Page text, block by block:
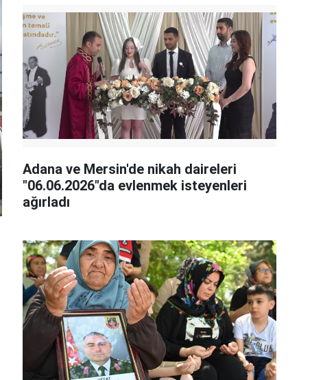
Adana ve Mersin'de nikah daireleri
"06.06.2026"da evlenmek isteyenleri
ağırladı